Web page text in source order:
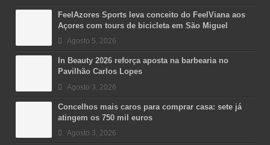
FeelAzores Sports leva conceito do FeelViana aos
Açores com tours de bicicleta em São Miguel
Agosto 5, 2026
In Beauty 2026 reforça aposta na barbearia no
Pavilhão Carlos Lopes
Agosto 3, 2026
Concelhos mais caros para comprar casa: sete já
atingem os 750 mil euros
Agosto 3, 2026